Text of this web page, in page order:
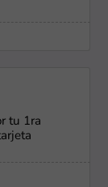
tu 1ra